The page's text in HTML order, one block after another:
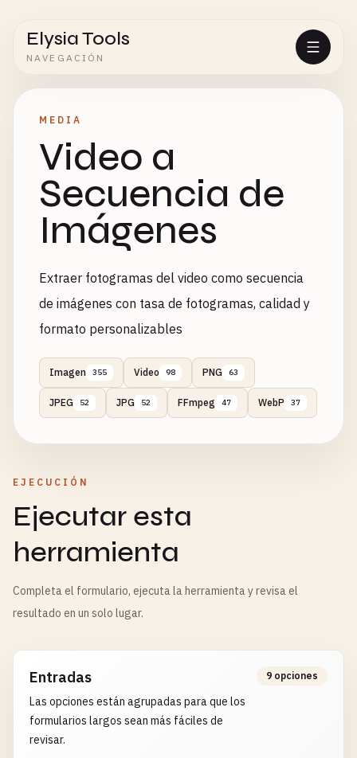
Elysia Tools
NAVEGACIÓN
MEDIA
Video a
Secuencia de
Imágenes
Extraer fotogramas del video como secuencia
de imágenes con tasa de fotogramas, calidad y
formato personalizables
Imagen 355 Video 98 PNG 63
JPEG 52 JPG 52 FFmpeg 47 WebP 37
EJECUCIÓN
Ejecutar esta
herramienta
Completa el formulario, ejecuta la herramienta y revisa el
resultado en un solo lugar.
Entradas
Las opciones están agrupadas para que los
formularios largos sean más fáciles de
revisar.
9 opciones